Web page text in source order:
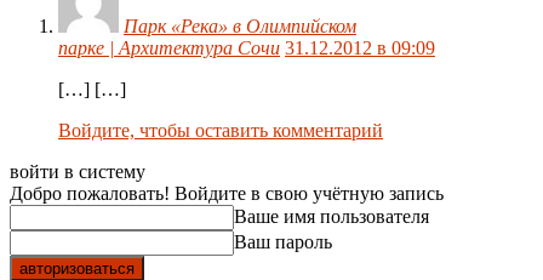
Парк «Река» в Олимпийском
парке | Архитектура Сочи 31.12.2012 в 09:09
[…] […]
Войдите, чтобы оставить комментарий
войти в систему
Добро пожаловать! Войдите в свою учётную запись
Ваше имя пользователя
Ваш пароль